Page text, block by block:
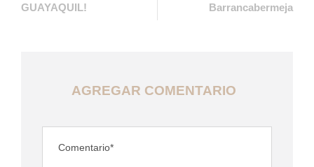
GUAYAQUIL!
Barrancabermeja
AGREGAR COMENTARIO